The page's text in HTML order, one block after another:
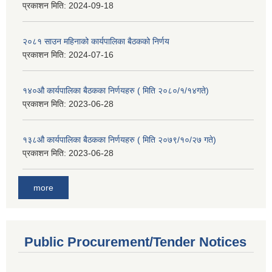
प्रकाशन मिति: 2024-09-18
२०८१ साउन महिनाको कार्यपालिका बैठकको निर्णय
प्रकाशन मिति: 2024-07-16
१४०औ कार्यपालिका बैठकका निर्णयहरु ( मिति २०८०/१/१४गते)
प्रकाशन मिति: 2023-06-28
१३८औ कार्यपालिका बैठकका निर्णयहरु ( मिति २०७९/१०/२७ गते)
प्रकाशन मिति: 2023-06-28
more
Public Procurement/Tender Notices